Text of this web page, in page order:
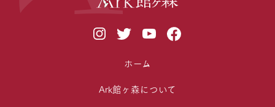
ホーム
Ark館ヶ森について